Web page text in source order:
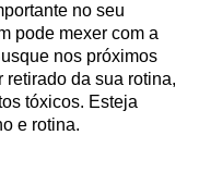
no seu
pode mexer com a
nos próximos
da sua rotina,
tóxicos. Esteja
e rotina.